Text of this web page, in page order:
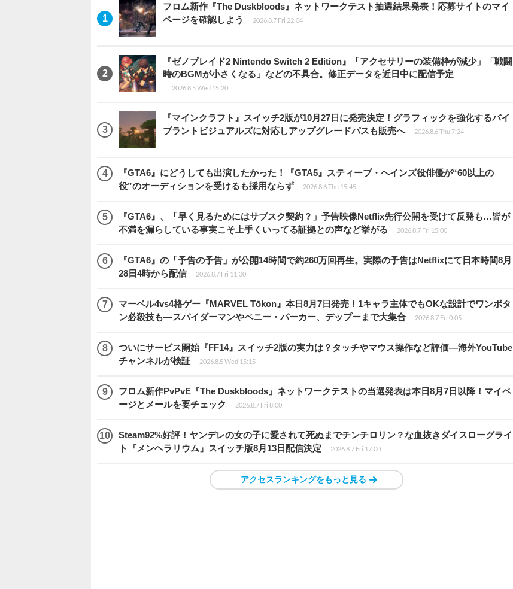
フロム新作『The Duskbloods』ネットワークテスト抽選結果発表！応募サイトのマイ
ページを確認しよう
2026.8.7 Fri 22:04
『ゼノブレイド2 Nintendo Switch 2 Edition』「アクセサリーの装備枠が減少」「戦闘
時のBGMが小さくなる」などの不具合。修正データを近日中に配信予定
2026.8.5 Wed 15:20
『マインクラフト』スイッチ2版が10月27日に発売決定！グラフィックを強化するバイ
ブラントビジュアルズに対応しアップグレードパスも販売へ
2026.8.6 Thu 7:24
『GTA6』にどうしても出演したかった！『GTA5』スティーブ・ヘインズ役俳優が“60以上の
役”のオーディションを受けるも採用ならず
2026.8.6 Thu 15:45
『GTA6』、「早く見るためにはサブスク契約？」予告映像Netflix先行公開を受けて反発も…皆が
不満を漏らしている事実こそ上手くいってる証拠との声など挙がる
2026.8.7 Fri 15:00
『GTA6』の「予告の予告」が公開14時間で約260万回再生。実際の予告はNetflixにて日本時間8月
28日4時から配信
2026.8.7 Fri 11:30
マーベル4vs4格ゲー『MARVEL Tōkon』本日8月7日発売！1キャラ主体でもOKな設計でワンボタ
ン必殺技も―スパイダーマンやペニー・パーカー、デップーまで大集合
2026.8.7 Fri 0:05
ついにサービス開始『FF14』スイッチ2版の実力は？タッチやマウス操作など評価―海外YouTube
チャンネルが検証
2026.8.5 Wed 15:15
フロム新作PvPvE『The Duskbloods』ネットワークテストの当選発表は本日8月7日以降！マイペ
ージとメールを要チェック
2026.8.7 Fri 8:00
Steam92%好評！ヤンデレの女の子に愛されて死ぬまでチンチロリン？な血抜きダイスローグライ
ト『メンヘラリウム』スイッチ版8月13日配信決定
2026.8.7 Fri 17:00
アクセスランキングをもっと見る